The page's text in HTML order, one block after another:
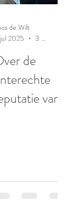
de
van
de Wilt
jul 2025
3 minuten om te lezen